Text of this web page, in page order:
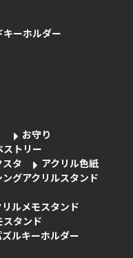
キーホルダー
お守り
ストリー
タ
アクリル色紙
グアクリルスタンド
リルメモスタンド
スタンド
ルキーホルダー